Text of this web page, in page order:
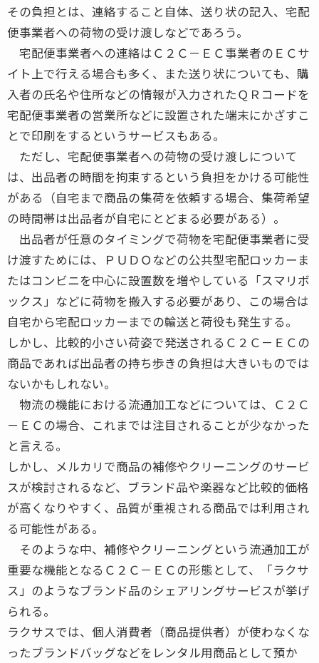
その負担とは、連絡すること自体、送り状の記入、宅配
便事業者への荷物の受け渡しなどであろう。
宅配便事業者への連絡はＣ２Ｃ－ＥＣ事業者のＥＣサ
イト上で行える場合も多く、また送り状についても、購
入者の氏名や住所などの情報が入力されたＱＲコードを
宅配便事業者の営業所などに設置された端末にかざすこ
とで印刷をするというサービスもある。
ただし、宅配便事業者への荷物の受け渡しについて
は、出品者の時間を拘束するという負担をかける可能性
がある（自宅まで商品の集荷を依頼する場合、集荷希望
の時間帯は出品者が自宅にとどまる必要がある）。
出品者が任意のタイミングで荷物を宅配便事業者に受
け渡すためには、ＰＵＤＯなどの公共型宅配ロッカーま
たはコンビニを中心に設置数を増やしている「スマリボ
ックス」などに荷物を搬入する必要があり、この場合は
自宅から宅配ロッカーまでの輸送と荷役も発生する。
しかし、比較的小さい荷姿で発送されるＣ２Ｃ－ＥＣの
商品であれば出品者の持ち歩きの負担は大きいものでは
ないかもしれない。
物流の機能における流通加工などについては、Ｃ２Ｃ
－ＥＣの場合、これまでは注目されることが少なかった
と言える。
しかし、メルカリで商品の補修やクリーニングのサービ
スが検討されるなど、ブランド品や楽器など比較的価格
が高くなりやすく、品質が重視される商品では利用され
る可能性がある。
そのような中、補修やクリーニングという流通加工が
重要な機能となるＣ２Ｃ－ＥＣの形態として、「ラクサ
ス」のようなブランド品のシェアリングサービスが挙げ
られる。
ラクサスでは、個人消費者（商品提供者）が使わなくな
ったブランドバッグなどをレンタル用商品として預か